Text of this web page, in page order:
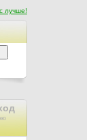
лучше!